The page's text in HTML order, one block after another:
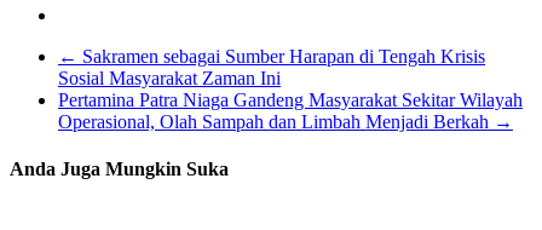
← Sakramen sebagai Sumber Harapan di Tengah Krisis
Sosial Masyarakat Zaman Ini
Pertamina Patra Niaga Gandeng Masyarakat Sekitar Wilayah
Operasional, Olah Sampah dan Limbah Menjadi Berkah →
Anda Juga Mungkin Suka